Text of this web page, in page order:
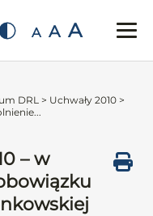
A A A
DRL > Uchwały 2010 >
– w